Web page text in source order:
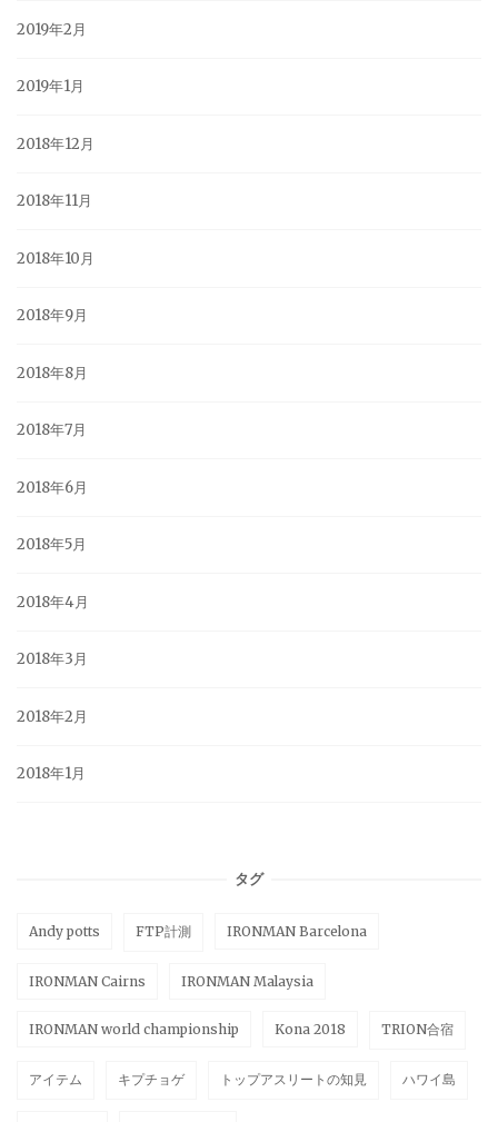
2019年2月
2019年1月
2018年12月
2018年11月
2018年10月
2018年9月
2018年8月
2018年7月
2018年6月
2018年5月
2018年4月
2018年3月
2018年2月
2018年1月
タグ
Andy potts FTP計測 IRONMAN Barcelona
IRONMAN Cairns IRONMAN Malaysia
IRONMAN world championship Kona 2018 TRION合宿
アイテム キプチョゲ トップアスリートの知見 ハワイ島